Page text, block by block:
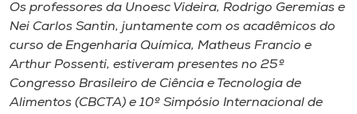
Selecione
o idioma
A+
Os professores da Unoesc Videira, Rodrigo Geremias e
Nei Carlos Santin, juntamente com os acadêmicos do
curso de Engenharia Química, Matheus Francio e
Arthur Possenti, estiveram presentes no 25º
Congresso Brasileiro de Ciência e Tecnologia de
Alimentos (CBCTA) e 10º Simpósio Internacional de